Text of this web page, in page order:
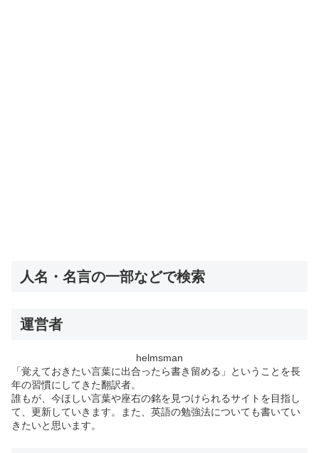
人名・名言の一部などで検索
運営者
helmsman
「覚えておきたい言葉に出合ったら書き留める」ということを長
年の習慣にしてきた翻訳者。
誰もが、今ほしい言葉や座右の銘を見つけられるサイトを目指し
て、更新していきます。また、英語の勉強法についても書いてい
きたいと思います。